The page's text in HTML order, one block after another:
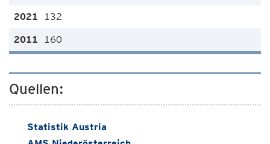
132
160
Quellen:
Statistik Austria